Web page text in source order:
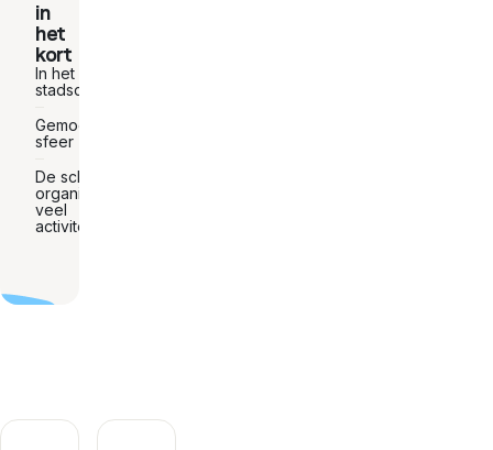
in
het
kort
In het
stadscentrum
Gemoedelijke
sfeer
De school
organiseert
veel
activiteiten.